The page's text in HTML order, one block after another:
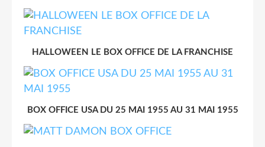
HALLOWEEN LE BOX OFFICE DE LA FRANCHISE
BOX OFFICE USA DU 25 MAI 1955 AU 31 MAI 1955